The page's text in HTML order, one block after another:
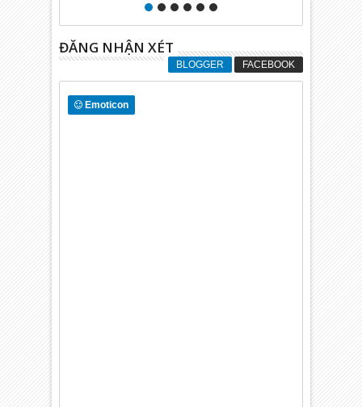
ĐĂNG NHẬN XÉT
BLOGGER FACEBOOK
Emoticon